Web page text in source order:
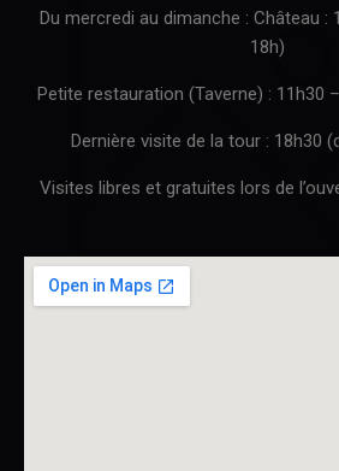
Du mercredi au dimanche : Château :
18h)
Petite restauration (Taverne) : 11h30
Dernière visite de la tour : 18h30
Visites libres et gratuites lors de